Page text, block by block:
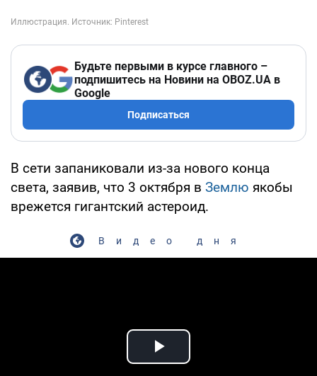
Будьте первыми в курсе главного –
подпишитесь на Новини на OBOZ.UA в
Google
Подписаться
В сети запаниковали из-за нового конца
света, заявив, что 3 октября в Землю якобы
врежется гигантский астероид.
Видео дня
Play Video